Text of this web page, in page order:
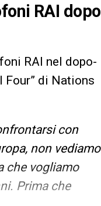
RAI dopo
RAI nel dopo-
Four” di Nations
con
non vediamo
che vogliamo
Prima che